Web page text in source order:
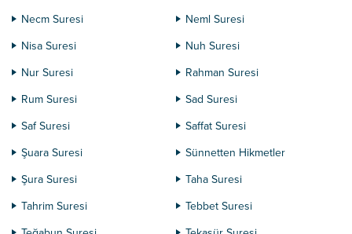
Necm Suresi
Neml Suresi
Nisa Suresi
Nuh Suresi
Nur Suresi
Rahman Suresi
Rum Suresi
Sad Suresi
Saf Suresi
Saffat Suresi
Şuara Suresi
Sünnetten Hikmetler
Şura Suresi
Taha Suresi
Tahrim Suresi
Tebbet Suresi